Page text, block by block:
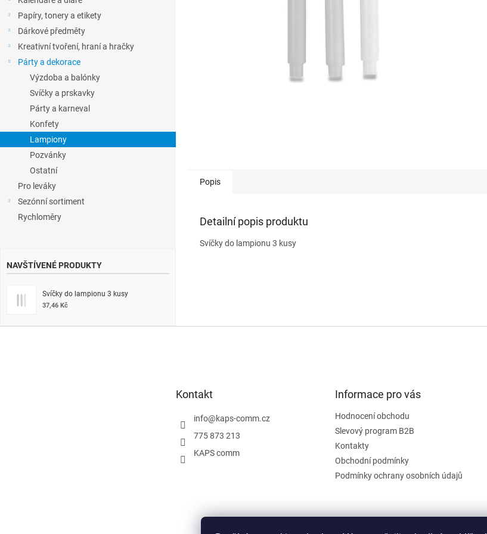
Papíry, tonery a etikety
Dárkové předměty
Kreativní tvoření, hraní a hračky
Párty a dekorace
Výzdoba a balónky
Svíčky a prskavky
Párty a karneval
Konfety
Lampiony
Pozvánky
Ostatní
Pro leváky
Sezónní sortiment
Rychloměry
NAVŠTÍVENÉ PRODUKTY
Svíčky do lampionu 3 kusy
37,46 Kč
Popis
Detailní popis produktu
Svíčky do lampionu 3 kusy
Kontakt
info@kaps-comm.cz
775 873 213
KAPS comm
Informace pro vás
Hodnocení obchodu
Slevový program B2B
Kontakty
Obchodní podmínky
Podmínky ochrany osobních údajů